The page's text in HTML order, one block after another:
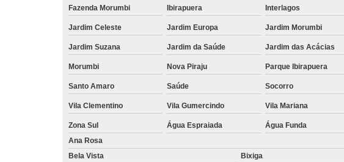
Fazenda Morumbi Ibirapuera Interlagos
Jardim Celeste Jardim Europa Jardim Morumbi
Jardim Suzana Jardim da Saúde Jardim das Acácias
Morumbi Nova Piraju Parque Ibirapuera
Santo Amaro Saúde Socorro
Vila Clementino Vila Gumercindo Vila Mariana
Zona Sul Água Espraiada
Água Funda
Ana Rosa
Bela Vista
Bixiga